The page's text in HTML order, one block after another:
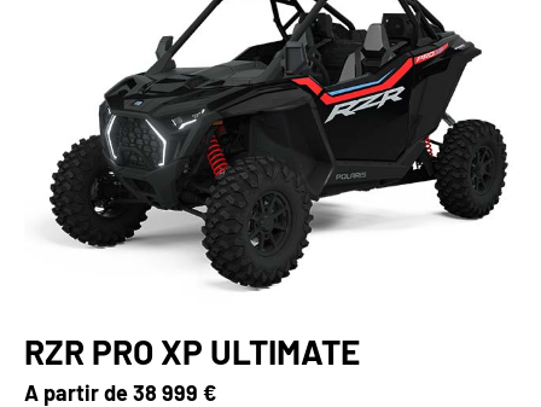
RZR PRO XP ULTIMATE
A partir de38 999 €